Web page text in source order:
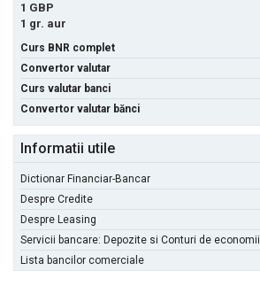
1 GBP
1 gr. aur
Curs BNR complet
Convertor valutar
Curs valutar banci
Convertor valutar bănci
Informatii utile
Dictionar Financiar-Bancar
Despre Credite
Despre Leasing
Servicii bancare: Depozite si Conturi de economii
Lista bancilor comerciale